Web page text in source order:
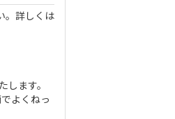
。詳しくは
ます。
よくねっ